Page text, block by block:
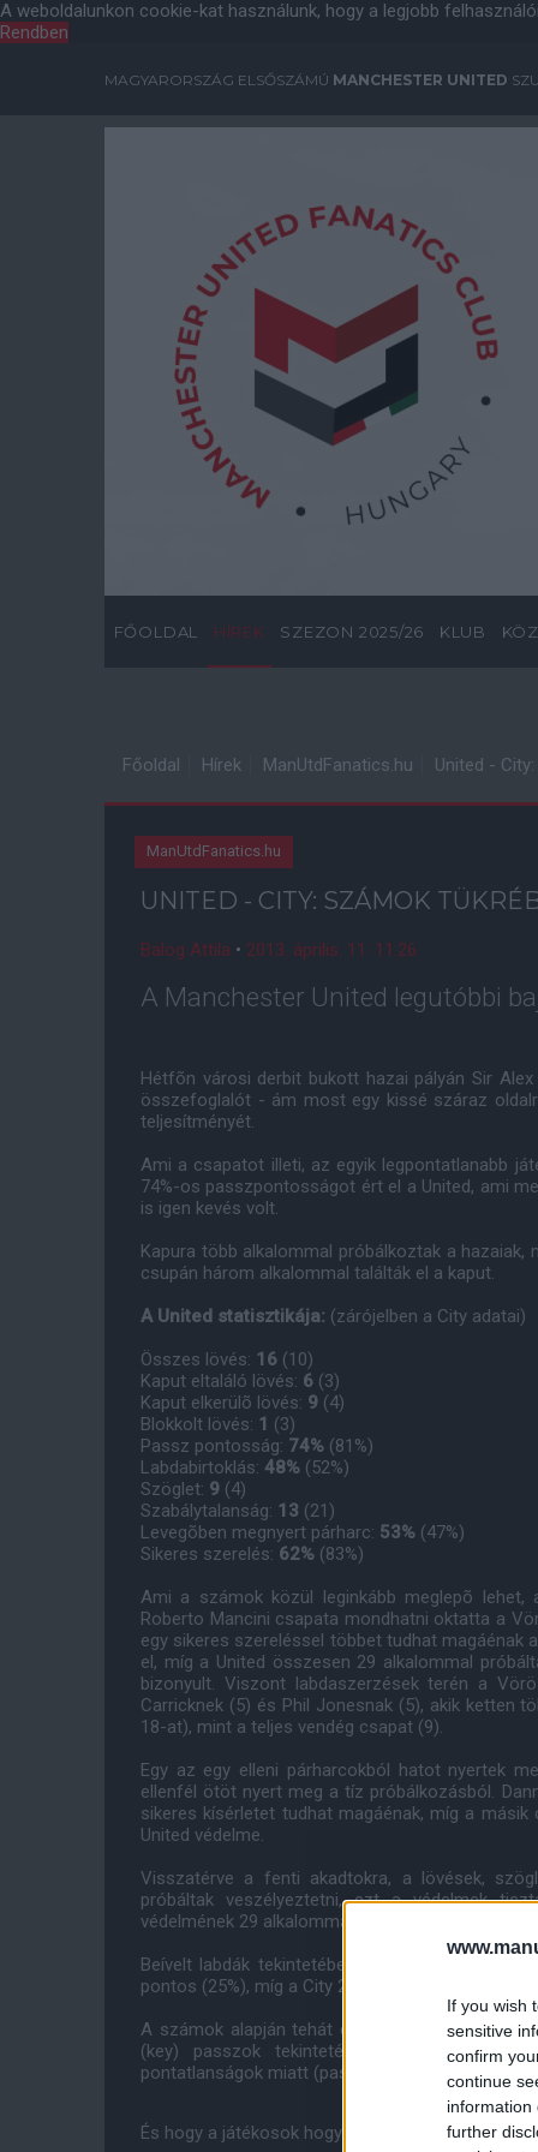
If you wish
sensitive
confirm
continue
information
further
A weboldalunkon cookie-kat használunk, hogy a legjobb
Rendben
MAGYARORSZÁG ELSŐSZÁMÚ MANCHESTER UNITED
FŐOLDAL HÍREK SZEZON 2025/26 KLUB
Főoldal Hírek ManUtdFanatics.hu United -
ManUtdFanatics.hu
UNITED - CITY: SZÁMOK
Balog Attila • 2013. április. 11. 11:26
A Manchester United legutóbbi
Hétfõn városi derbit bukott hazai pályán Sir
összefoglalót - ám most egy kissé száraz
teljesítményét.
Ami a csapatot illeti, az egyik legpontatlanabb
74%-os passzpontosságot ért el a United, ami
is igen kevés volt.
Kapura több alkalommal próbálkoztak a
csupán három alkalommal találták el a kaput.
A United statisztikája: (zárójelben a City adatai)
Összes lövés: 16 (10)
Kaput eltaláló lövés: 6 (3)
Kaput elkerülõ lövés: 9 (4)
Blokkolt lövés: 1 (3)
Passz pontosság: 74% (81%)
Labdabirtoklás: 48% (52%)
Szöglet: 9 (4)
Szabálytalanság: 13 (21)
Levegõben megnyert párharc: 53% (47%)
Sikeres szerelés: 62% (83%)
Ami a számok közül leginkább meglepõ
Roberto Mancini csapata mondhatni oktatta a
egy sikeres szereléssel többet tudhat magáénak
el, míg a United összesen 29 alkalommal
bizonyult. Viszont labdaszerzések terén a
Carricknek (5) és Phil Jonesnak (5), akik ketten
18-at), mint a teljes vendég csapat (9).
Egy az egy elleni párharcokból hatot nyertek
ellenfél ötöt nyert meg a tíz próbálkozásból.
sikeres kísérletet tudhat magáénak, míg a
United védelme.
Visszatérve a fenti akadtokra, a lövések,
próbáltak veszélyeztetni, ezt a védelmek
védelmének 29 alkalommal kellett saját kapuja
Beívelt labdák tekintetében is sokkal több
pontos (25%), míg a City 20 próbálkozásából
A számok alapján tehát elmondható, a Vörös
(key) passzok tekintetében is 11-9
pontatlanságok miatt (passzok terén és kapu
És hogy a játékosok hogyan teljesítettek?